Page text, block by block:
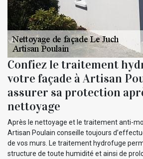
Confiez le traitement
votre façade à Artisan
assurer sa protection
nettoyage
Après le nettoyage et le traitement anti-
Artisan Poulain conseille toujours
de vos murs. Le traitement hydrofuge
structure de toute humidité et ainsi de